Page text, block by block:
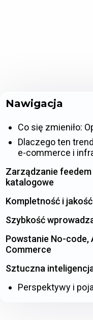
Nawigacja
Co się zmieniło:
Dlaczego ten
e-commerce i
Zarządzanie
katalogowe
Kompletność i
Szybkość
Powstanie No-code,
Commerce
Sztuczna
Perspektywy i